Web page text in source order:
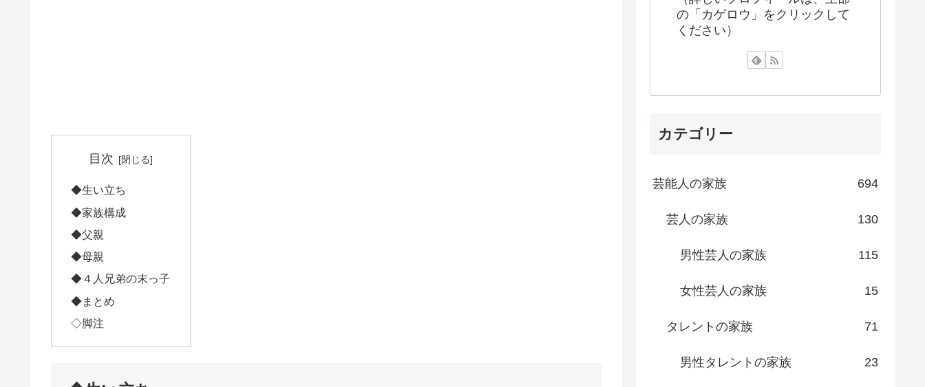
目次
◆生い立ち
◆家族構成
◆父親
◆母親
◆４人兄弟の末っ子
◆まとめ
◇脚注
の「カゲロウ」をクリックして
ください）
カテゴリー
芸能人の家族 694
芸人の家族 130
男性芸人の家族 115
女性芸人の家族 15
タレントの家族 71
男性タレントの家族 23